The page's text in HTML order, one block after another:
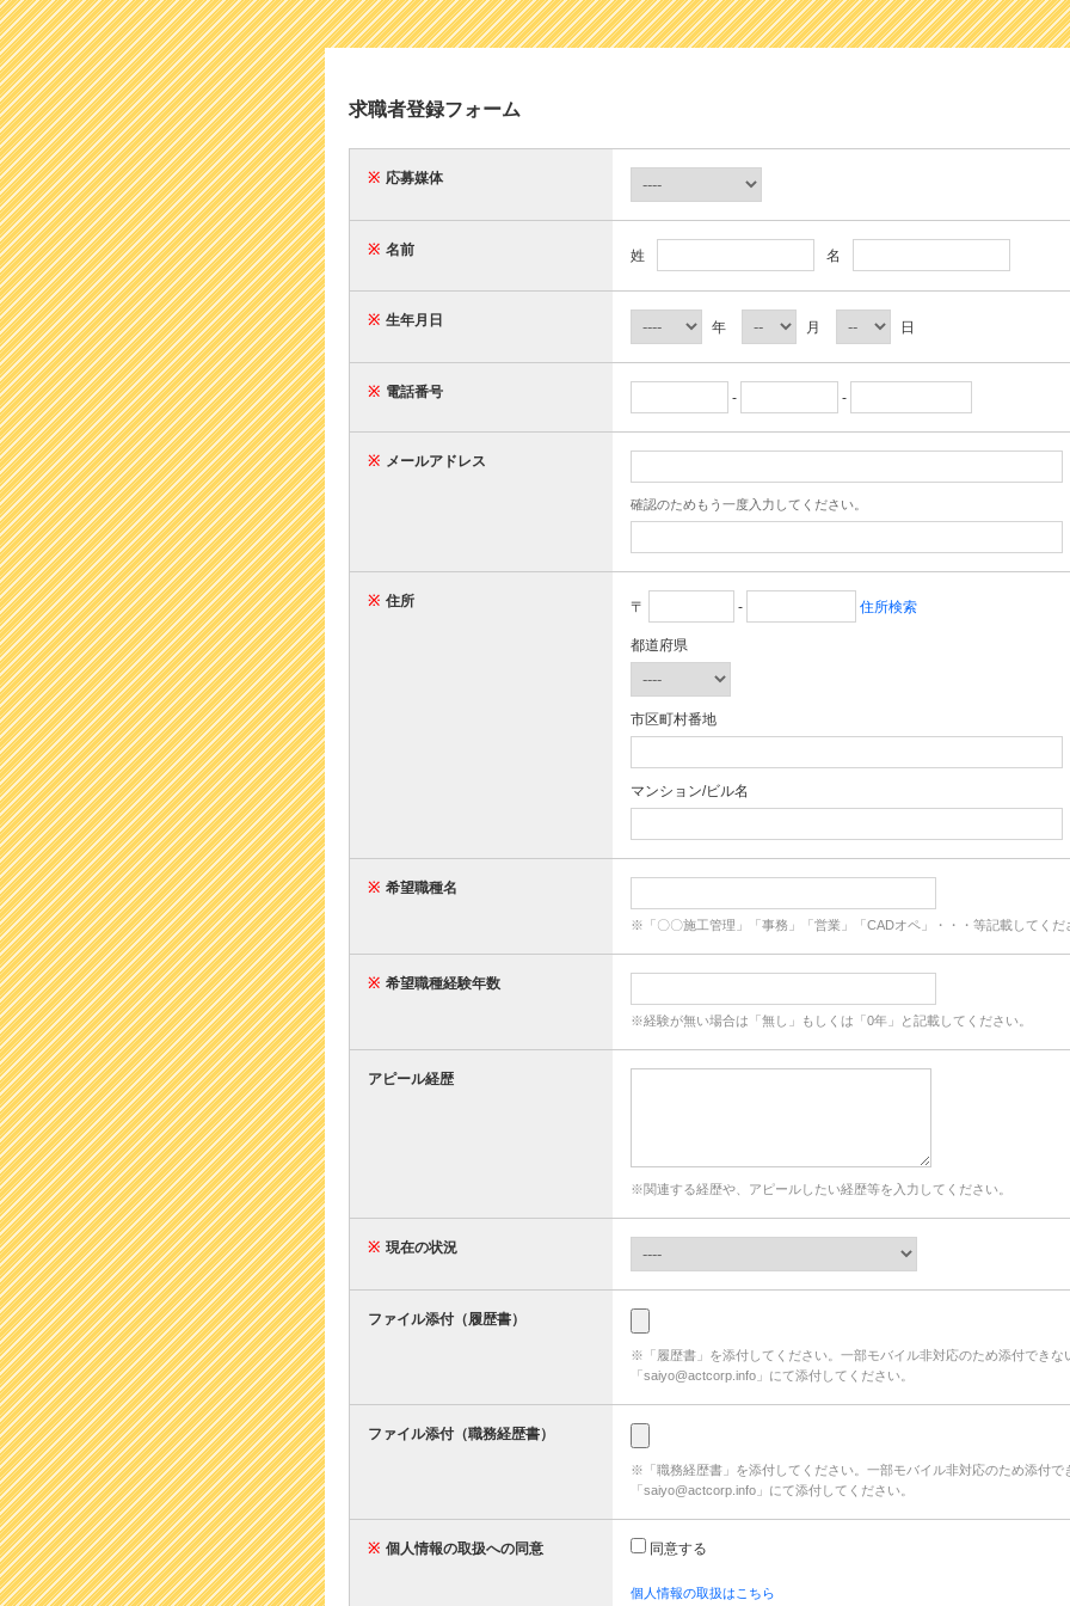
求職者登録フォーム
※ 応募媒体
※ 名前 姓 名
※ 生年月日 年 月 日
※ 電話番号 - -
※ メールアドレス
確認のためもう一度入力してください。
※ 住所 〒 - 住所検索
都道府県
市区町村番地
マンション/ビル名
※ 希望職種名
※「〇〇施工管理」「事務」「営業」「CADオペ」・・・等記載してくだ
※ 希望職種経験年数
※経験が無い場合は「無し」もしくは「0年」と記載してください。
アピール経歴
※関連する経歴や、アピールしたい経歴等を入力してください。
※ 現在の状況
ファイル添付（履歴書）
※「履歴書」を添付してください。一部モバイル非対応のため添付できな
「saiyo@actcorp.info」にて添付してください。
ファイル添付（職務経歴書）
※「職務経歴書」を添付してください。一部モバイル非対応のため添付で
「saiyo@actcorp.info」にて添付してください。
※ 個人情報の取扱への同意 同意する
個人情報の取扱はこちら